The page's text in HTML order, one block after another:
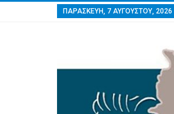
ΠΑΡΑΣΚΕΥΉ, 7 ΑΥΓΟΎΣΤΟΥ, 2026